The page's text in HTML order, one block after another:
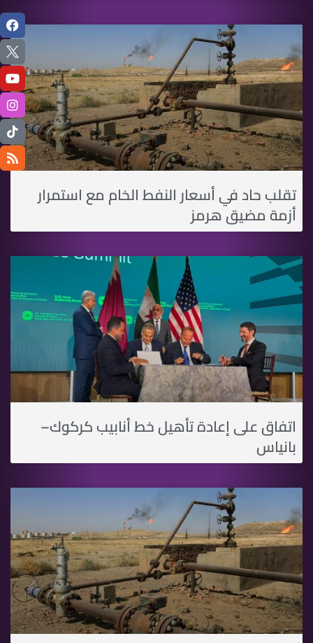
تقلب حاد في أسعار النفط الخام مع استمرار
أزمة مضيق هرمز
اتفاق على إعادة تأهيل خط أنابيب كركوك–
بانياس